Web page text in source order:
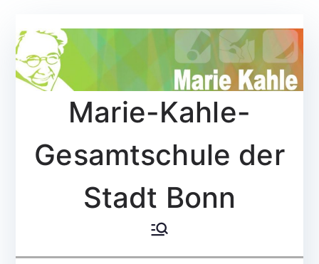
Inhalt
springen
Marie-Kahle-
Gesamtschule der
Stadt Bonn